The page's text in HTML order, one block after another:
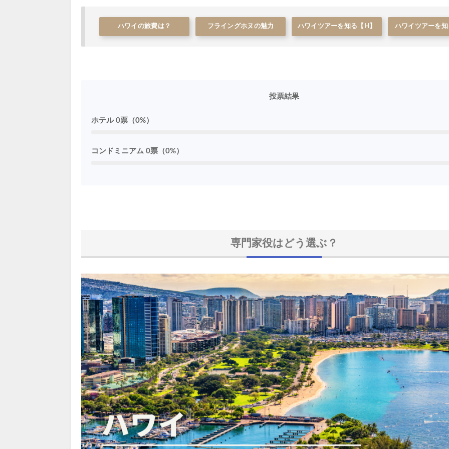
ハワイの旅費は？ フライングホヌの魅力 ハワイツアーを知る【H】 ハワイツアーを
投票結果
ホテル 0票（0%）
コンドミニアム 0票（0%）
専門家役はどう選ぶ？